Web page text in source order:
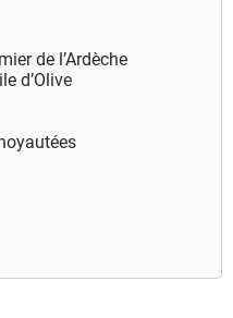
de l’Ardèche
d’Olive